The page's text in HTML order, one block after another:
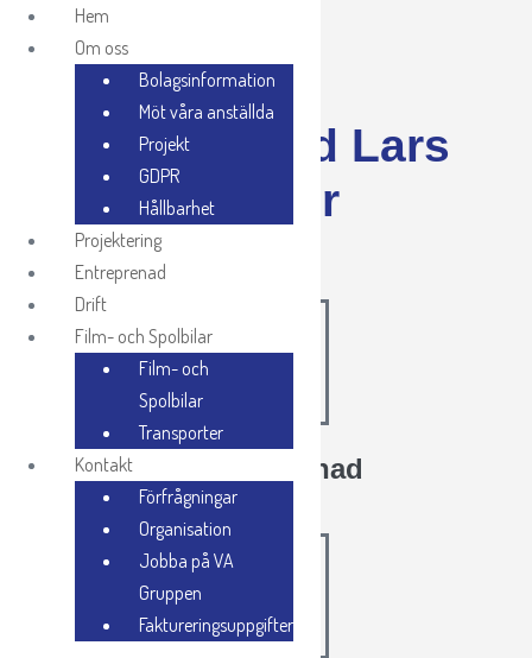
VA-utbyggnad Lars
Ols väg i Höör
VA-utbyggnad
Hem
Om oss
Bolagsinformation
Möt våra anställda
Projekt
GDPR
Hållbarhet
Projektering
Entreprenad
Drift
Film- och Spolbilar
Film- och
Spolbilar
Transporter
Kontakt
Förfrågningar
Organisation
Jobba på VA
Gruppen
Faktureringsuppgifter